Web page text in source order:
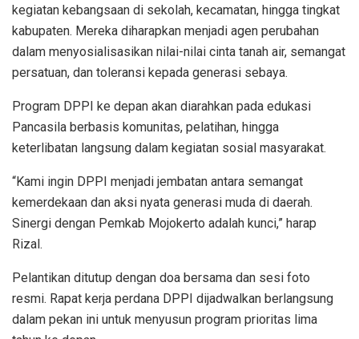
kegiatan kebangsaan di sekolah, kecamatan, hingga tingkat
kabupaten. Mereka diharapkan menjadi agen perubahan
dalam menyosialisasikan nilai-nilai cinta tanah air, semangat
persatuan, dan toleransi kepada generasi sebaya.
Program DPPI ke depan akan diarahkan pada edukasi
Pancasila berbasis komunitas, pelatihan, hingga
keterlibatan langsung dalam kegiatan sosial masyarakat.
“Kami ingin DPPI menjadi jembatan antara semangat
kemerdekaan dan aksi nyata generasi muda di daerah.
Sinergi dengan Pemkab Mojokerto adalah kunci,” harap
Rizal.
Pelantikan ditutup dengan doa bersama dan sesi foto
resmi. Rapat kerja perdana DPPI dijadwalkan berlangsung
dalam pekan ini untuk menyusun program prioritas lima